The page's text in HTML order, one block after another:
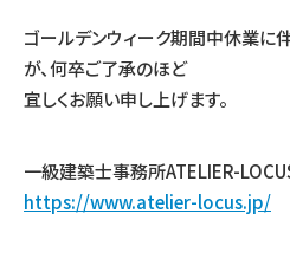
ゴールデンウィーク期間中休業に
が、何卒ご了承のほど
宜しくお願い申し上げます。
一級建築士事務所ATELIER-
https://www.atelier-locus.jp/